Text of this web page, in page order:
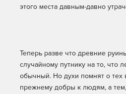
этого места давным-давно
Теперь разве что древние
случайному путнику на то, что
обычный. Но духи помнят о тех
прежнему добры к людям, а тем,